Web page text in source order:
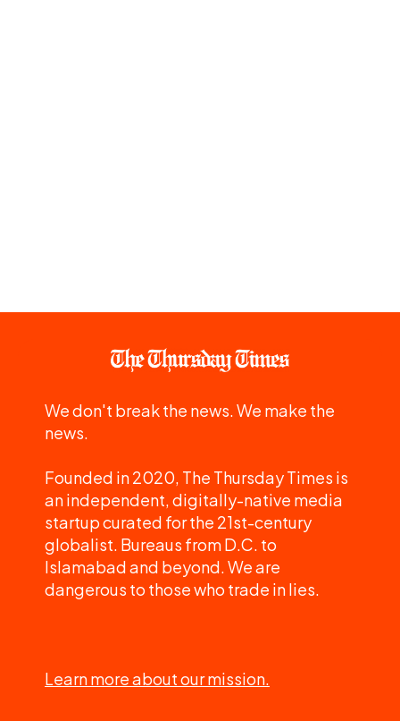
We don't break the news. We make the
news.
Founded in 2020, The Thursday Times is
an independent, digitally-native media
startup curated for the 21st-century
globalist. Bureaus from D.C. to
Islamabad and beyond. We are
dangerous to those who trade in lies.
Learn more about our mission.